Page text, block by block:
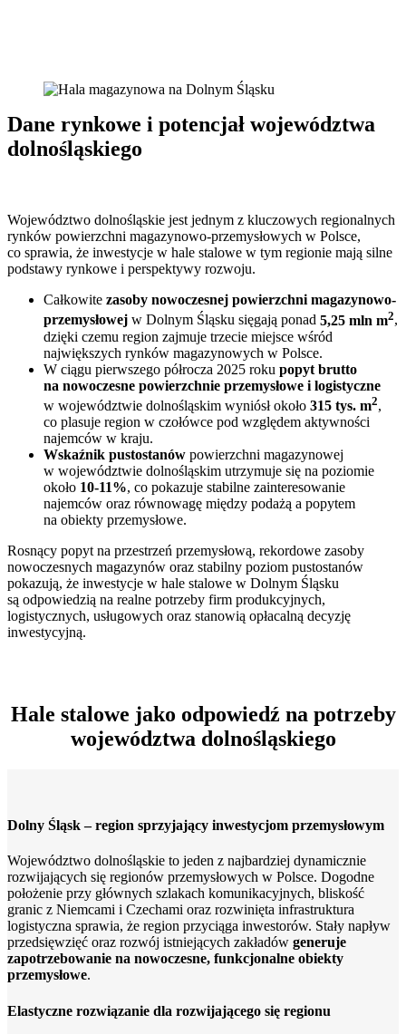
Dane rynkowe i potencjał województwa
dolnośląskiego
Województwo dolnośląskie jest jednym z kluczowych regionalnych
rynków powierzchni magazynowo-przemysłowych w Polsce,
co sprawia, że inwestycje w hale stalowe w tym regionie mają silne
podstawy rynkowe i perspektywy rozwoju.
Całkowite zasoby nowoczesnej powierzchni magazynowo-
przemysłowej w Dolnym Śląsku sięgają ponad 5,25 mln m2,
dzięki czemu region zajmuje trzecie miejsce wśród
największych rynków magazynowych w Polsce.
W ciągu pierwszego półrocza 2025 roku popyt brutto
na nowoczesne powierzchnie przemysłowe i logistyczne
w województwie dolnośląskim wyniósł około 315 tys. m2,
co plasuje region w czołówce pod względem aktywności
najemców w kraju.
Wskaźnik pustostanów powierzchni magazynowej
w województwie dolnośląskim utrzymuje się na poziomie
około 10-11%, co pokazuje stabilne zainteresowanie
najemców oraz równowagę między podażą a popytem
na obiekty przemysłowe.
Rosnący popyt na przestrzeń przemysłową, rekordowe zasoby
nowoczesnych magazynów oraz stabilny poziom pustostanów
pokazują, że inwestycje w hale stalowe w Dolnym Śląsku
są odpowiedzią na realne potrzeby firm produkcyjnych,
logistycznych, usługowych oraz stanowią opłacalną decyzję
inwestycyjną.
Hale stalowe jako odpowiedź na potrzeby
województwa dolnośląskiego
Dolny Śląsk – region sprzyjający inwestycjom przemysłowym
Województwo dolnośląskie to jeden z najbardziej dynamicznie
rozwijających się regionów przemysłowych w Polsce. Dogodne
położenie przy głównych szlakach komunikacyjnych, bliskość
granic z Niemcami i Czechami oraz rozwinięta infrastruktura
logistyczna sprawia, że region przyciąga inwestorów. Stały napływ
przedsięwzięć oraz rozwój istniejących zakładów generuje
zapotrzebowanie na nowoczesne, funkcjonalne obiekty
przemysłowe.
Elastyczne rozwiązanie dla rozwijającego się regionu